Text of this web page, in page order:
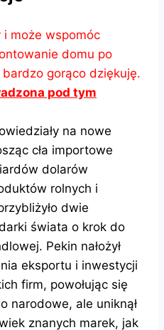
i może wspomóc
domu po
gorąco dziękuję.
pod tym
na nowe
cła importowe
dolarów
rolnych i
dwie
świata o krok do
Pekin nałożył
eksportu i inwestycji
firm, powołując się
narodowe, ale uniknął
znanych marek, jak